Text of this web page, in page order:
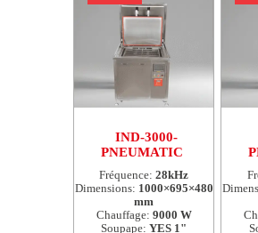
IND-3000-
PNEUMATIC
Fréquence: 28kHz
Dimensions: 1000×695×480
mm
Chauffage: 9000 W
Soupape: YES 1"